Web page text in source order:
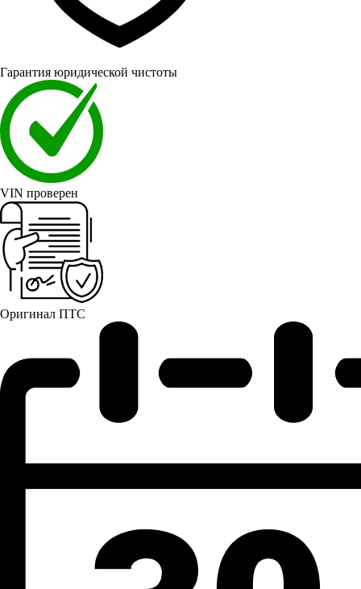
Гарантия юридической чистоты
VIN проверен
Оригинал ПТС